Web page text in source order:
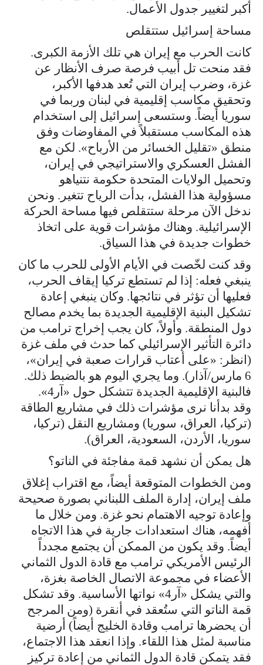
أكبر لتغيير جدول الأعمال.
مساحة إسرائيل ستتقلص
كانت الحرب مع إيران هي تلك الأزمة الكبرى.
فقد منحت تل أبيب فرصة صرف الأنظار عن
غزة، وضرب إيران التي تُعد هدفها الأكبر،
وتحقيق مكاسب إقليمية في لبنان وربما في
سوريا أيضاً. وستسعى إسرائيل إلى استخدام
هذه المكاسب مستقبلاً في المفاوضات وفق
منطق «تقليل الخسائر من الأرباح». لكن مع
الفشل العسكري والاستراتيجي في إيران،
وتحميل الولايات المتحدة حكومة نتنياهو
مسؤولية هذا الفشل، بدأت الرياح تتغير. ونحن
ندخل الآن مرحلة ستتقلص فيها مساحة الحركة
الإسرائيلية. وهناك مؤشرات قوية على اتخاذ
خطوات جديدة في هذا السياق.
وقد كنت لخّصت في الأيام الأولى للحرب ما كان
ينبغي فعله: إذا لم تستطع تركيا إيقاف الحرب،
فعليها أن تؤثر في نتائجها. وكان ينبغي إعادة
تشكيل البنية الإقليمية الجديدة بما يخدم مصالح
دول المنطقة. وأولاً، كان يجب إخراج ترامب من
دائرة التأثير الإسرائيلي كما حدث في ملف غزة
(انظر: «على أعتاب قرارات صعبة في إيران»،
6 مارس/آذار). وما يجري اليوم هو بالضبط ذلك.
فالبنية الإقليمية الجديدة تتشكل حول «آر4».
وقد بدأنا نرى مؤشرات ذلك في مشاريع الطاقة
(تركيا، العراق، سوريا) ومشاريع النقل (تركيا،
سوريا، الأردن، السعودية، العراق).
هل يمكن أن نشهد قمة مفاجئة في الناتو؟
ومن الخطوات المتوقعة أيضاً، مع اقتراب إغلاق
ملف إيران، إدارة الملف اللبناني بصورة صحيحة
وإعادة توجيه الاهتمام نحو غزة. ومن خلال ما
أفهمه، هناك استعدادات جارية في هذا الاتجاه
أيضاً. وقد يكون من الممكن أن يجتمع مجدداً
الرئيس الأمريكي ترامب مع قادة الدول الثماني
الأعضاء في مجموعة الاتصال الخاصة بغزة،
والتي يشكل «آر4» نواتها الأساسية. وقد تشكل
قمة الناتو التي ستُعقد في أنقرة (ومن المرجح
أن يحضرها ترامب وقادة الخليج أيضاً) أرضية
مناسبة لمثل هذا اللقاء. وإذا انعقد هذا الاجتماع،
فقد يتمكن قادة الدول الثماني من إعادة تركيز